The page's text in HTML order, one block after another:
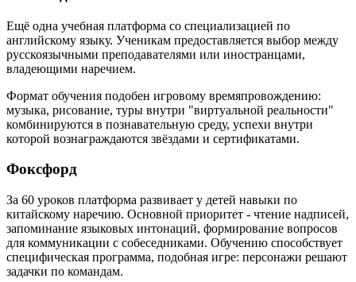
Ещё одна учебная платформа со специализацией по
английскому языку. Ученикам предоставляется выбор между
русскоязычными преподавателями или иностранцами,
владеющими наречием.
Формат обучения подобен игровому времяпровождению:
музыка, рисование, туры внутри "виртуальной реальности"
комбинируются в познавательную среду, успехи внутри
которой вознаграждаются звёздами и сертификатами.
Фоксфорд
За 60 уроков платформа развивает у детей навыки по
китайскому наречию. Основной приоритет - чтение надписей,
запоминание языковых интонаций, формирование вопросов
для коммуникации с собеседниками. Обучению способствует
специфическая программа, подобная игре: персонажи решают
задачки по командам.